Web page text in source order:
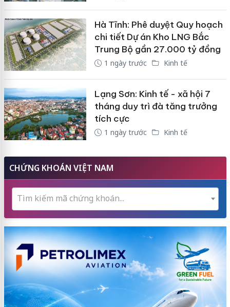
Hà Tĩnh: Phê duyệt Quy hoạch
chi tiết Dự án Kho LNG Bắc
Trung Bộ gần 27.000 tỷ đồng
1 ngày trước Kinh tế
Lạng Sơn: Kinh tế - xã hội 7
tháng duy trì đà tăng trưởng
tích cực
1 ngày trước Kinh tế
CHỨNG KHOÁN VIỆT NAM
Tìm kiếm mã chứng khoán...